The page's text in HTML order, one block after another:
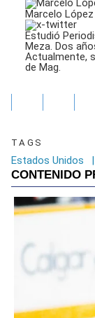
Marcelo López
Estudió
Meza. Dos
Actualmente,
de Mag.
TAGS
Estados Unidos |